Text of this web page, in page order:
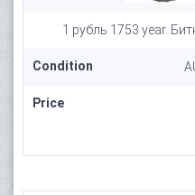
1 рубль 1753 year.
Condition
Price